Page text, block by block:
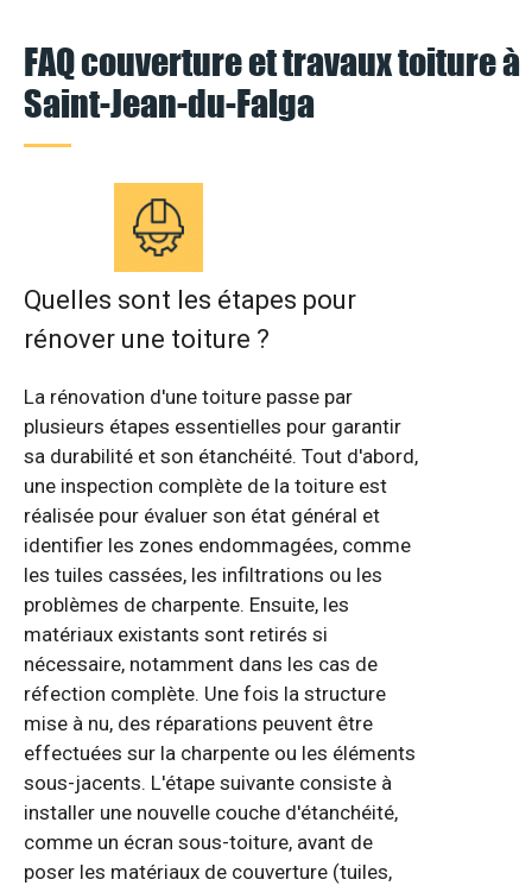
FAQ couverture et travaux toiture à
Saint-Jean-du-Falga
Quelles sont les étapes pour
rénover une toiture ?
La rénovation d'une toiture passe par
plusieurs étapes essentielles pour garantir
sa durabilité et son étanchéité. Tout d'abord,
une inspection complète de la toiture est
réalisée pour évaluer son état général et
identifier les zones endommagées, comme
les tuiles cassées, les infiltrations ou les
problèmes de charpente. Ensuite, les
matériaux existants sont retirés si
nécessaire, notamment dans les cas de
réfection complète. Une fois la structure
mise à nu, des réparations peuvent être
effectuées sur la charpente ou les éléments
sous-jacents. L'étape suivante consiste à
installer une nouvelle couche d'étanchéité,
comme un écran sous-toiture, avant de
poser les matériaux de couverture (tuiles,